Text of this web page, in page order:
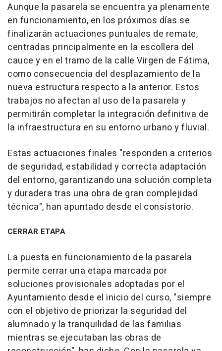
Aunque la pasarela se encuentra ya plenamente
en funcionamiento, en los próximos días se
finalizarán actuaciones puntuales de remate,
centradas principalmente en la escollera del
cauce y en el tramo de la calle Virgen de Fátima,
como consecuencia del desplazamiento de la
nueva estructura respecto a la anterior. Estos
trabajos no afectan al uso de la pasarela y
permitirán completar la integración definitiva de
la infraestructura en su entorno urbano y fluvial.
Estas actuaciones finales "responden a criterios
de seguridad, estabilidad y correcta adaptación
del entorno, garantizando una solución completa
y duradera tras una obra de gran complejidad
técnica", han apuntado desde el consistorio.
CERRAR ETAPA
La puesta en funcionamiento de la pasarela
permite cerrar una etapa marcada por
soluciones provisionales adoptadas por el
Ayuntamiento desde el inicio del curso, "siempre
con el objetivo de priorizar la seguridad del
alumnado y la tranquilidad de las familias
mientras se ejecutaban las obras de